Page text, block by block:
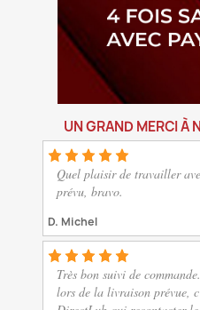
UN GRAND MERCI À
Quel plaisir de travailler
prévu, bravo.
D. Michel
Très bon suivi de
lors de la livraison prévue,